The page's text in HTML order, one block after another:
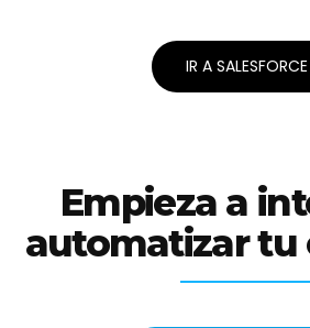
IR A SALESFORCE
Empieza a
automatizar tu